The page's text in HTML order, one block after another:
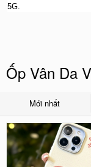
5G.
Ốp Vân Da
Mới nhất